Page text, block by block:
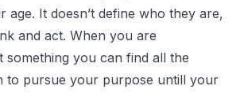
age. It doesn’t define who they are,
and act. When you are
something you can find all the
to pursue your purpose untill your